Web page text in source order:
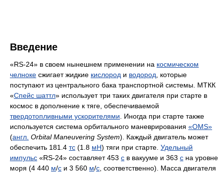
Введение
«RS-24» в своем нынешнем применении на космическом
челноке сжигает жидкие кислород и водород , которые
поступают из центрального бака транспортной системы. МТКК
«Спейс шаттл» использует три таких двигателя при старте в
космос в дополнение к тяге, обеспечиваемой
твердотопливными ускорителями . Иногда при старте также
используется система орбитального маневрирования «OMS»
(англ. Orbital Maneuvering System). Каждый двигатель может
обеспечить 181.4 тс (1.8 мН) тяги при старте. Удельный
импульс «RS-24» составляет 453 с в вакууме и 363 с на уровне
моря (4 440 м/с и 3 560 м/с , соответственно). Масса двигателя